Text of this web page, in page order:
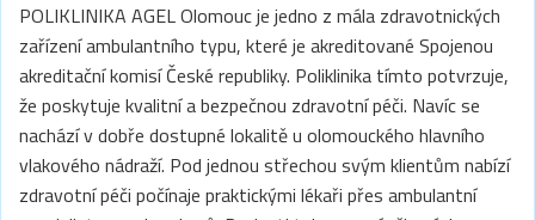
POLIKLINIKA AGEL Olomouc je jedno z mála zdravotnických
zařízení ambulantního typu, které je akreditované Spojenou
akreditační komisí České republiky. Poliklinika tímto potvrzuje,
že poskytuje kvalitní a bezpečnou zdravotní péči. Navíc se
nachází v dobře dostupné lokalitě u olomouckého hlavního
vlakového nádraží. Pod jednou střechou svým klientům nabízí
zdravotní péči počínaje praktickými lékaři přes ambulantní